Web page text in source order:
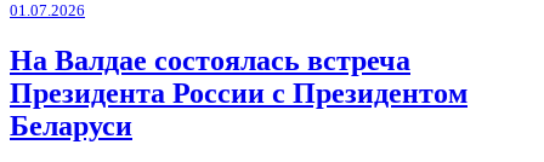
01.07.2026
На Валдае состоялась встреча
Президента России с Президентом
Беларуси